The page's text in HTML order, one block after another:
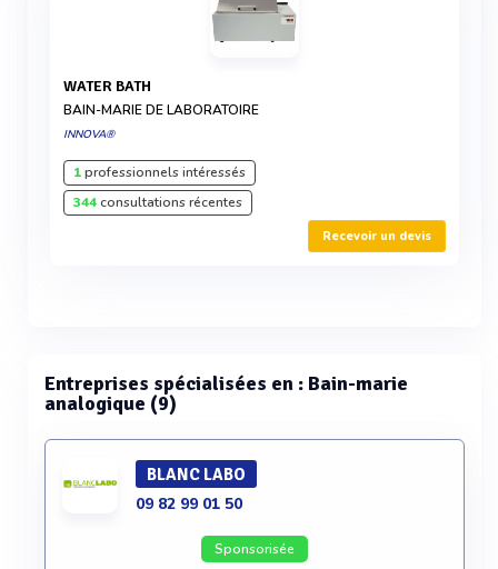
WATER BATH
BAIN-MARIE DE LABORATOIRE
INNOVA®
1professionnels intéressés
344consultations récentes
Recevoir un devis
Entreprises spécialisées en : Bain-marie
analogique (9)
BLANC LABO
09 82 99 01 50
Sponsorisée